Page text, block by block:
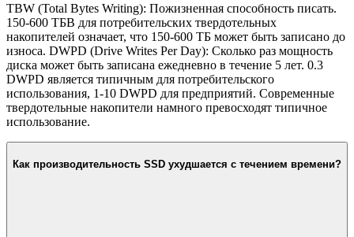
TBW (Total Bytes Writing): Пожизненная способность писать.
150-600 ТБВ для потребительских твердотельных
накопителей означает, что 150-600 ТБ может быть записано до
износа. DWPD (Drive Writes Per Day): Сколько раз мощность
диска может быть записана ежедневно в течение 5 лет. 0.3
DWPD является типичным для потребительского
использования, 1-10 DWPD для предприятий. Современные
твердотельные накопители намного превосходят типичное
использование.
Как производительность SSD ухудшается с течением времени?